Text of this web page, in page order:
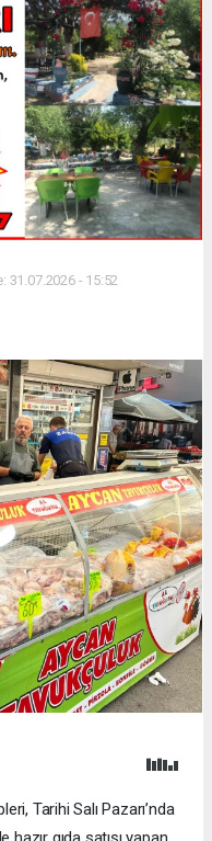
31.07.2026 - 15:52
Tarihi Salı Pazarı’nda